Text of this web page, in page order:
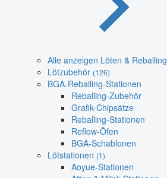
Alle anzeigen Löten & Reballing
Lötzubehör (126)
BGA-Reballing-Stationen
Reballing-Zubehör
Grafik-Chipsätze
Reballing-Stationen
Reflow-Öfen
BGA-Schablonen
Lötstationen (1)
Aoyue-Stationen